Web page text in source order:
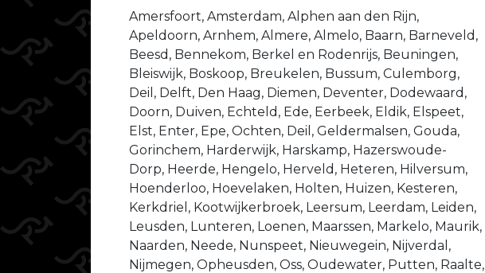
Amersfoort, Amsterdam, Alphen aan den Rijn,
Apeldoorn, Arnhem, Almere, Almelo, Baarn, Barneveld,
Beesd, Bennekom, Berkel en Rodenrijs, Beuningen,
Bleiswijk, Boskoop, Breukelen, Bussum, Culemborg,
Deil, Delft, Den Haag, Diemen, Deventer, Dodewaard,
Doorn, Duiven, Echteld, Ede, Eerbeek, Eldik, Elspeet,
Elst, Enter, Epe, Ochten, Deil, Geldermalsen, Gouda,
Gorinchem, Harderwijk, Harskamp, Hazerswoude-
Dorp, Heerde, Hengelo, Herveld, Heteren, Hilversum,
Hoenderloo, Hoevelaken, Holten, Huizen, Kesteren,
Kerkdriel, Kootwijkerbroek, Leersum, Leerdam, Leiden,
Leusden, Lunteren, Loenen, Maarssen, Markelo, Maurik,
Naarden, Neede, Nunspeet, Nieuwegein, Nijverdal,
Nijmegen, Opheusden, Oss, Oudewater, Putten, Raalte,